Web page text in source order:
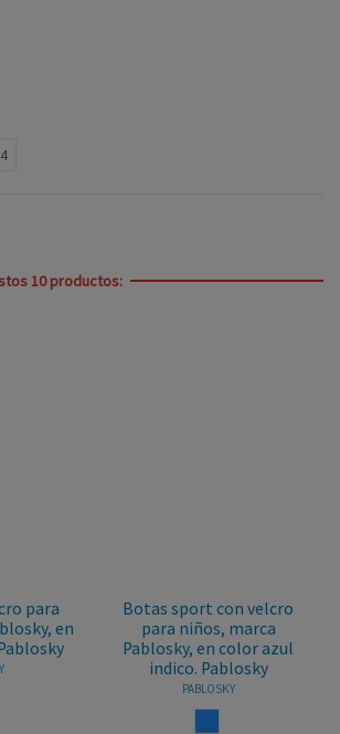
10 productos:
para
en
Botas sport con velcro
para niños, marca
Pablosky, en color azul
indico. Pablosky
PABLOSKY